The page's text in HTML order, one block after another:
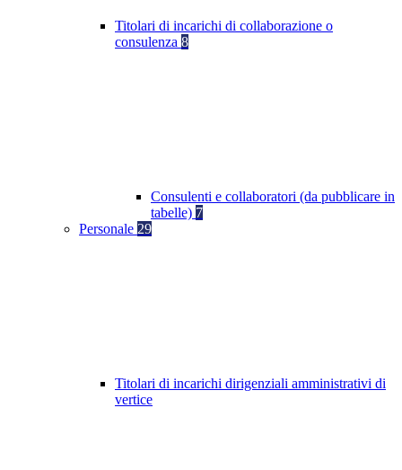
Titolari di incarichi di collaborazione o
consulenza 8
Consulenti e collaboratori (da pubblicare in
tabelle) 7
Personale 29
Titolari di incarichi dirigenziali amministrativi di
vertice